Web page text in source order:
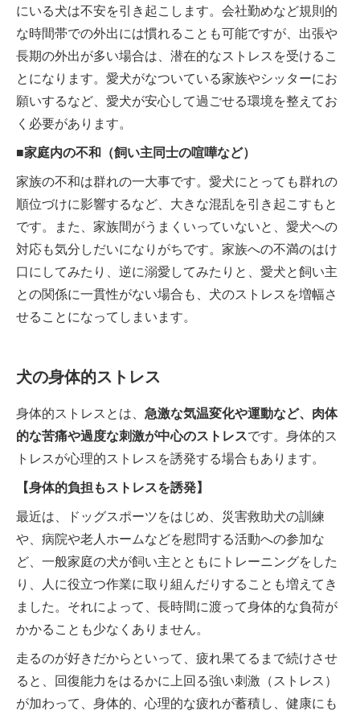
にいる犬は不安を引き起こします。会社勤めなど規則的
な時間帯での外出には慣れることも可能ですが、出張や
長期の外出が多い場合は、潜在的なストレスを受けるこ
とになります。愛犬がなついている家族やシッターにお
願いするなど、愛犬が安心して過ごせる環境を整えてお
く必要があります。
■家庭内の不和（飼い主同士の喧嘩など）
家族の不和は群れの一大事です。愛犬にとっても群れの
順位づけに影響するなど、大きな混乱を引き起こすもと
です。また、家族間がうまくいっていないと、愛犬への
対応も気分しだいになりがちです。家族への不満のはけ
口にしてみたり、逆に溺愛してみたりと、愛犬と飼い主
との関係に一貫性がない場合も、犬のストレスを増幅さ
せることになってしまいます。
犬の身体的ストレス
身体的ストレスとは、 急激な気温変化や運動など、肉体
的な苦痛や過度な刺激が中心のストレスです。身体的ス
トレスが心理的ストレスを誘発する場合もあります。
【身体的負担もストレスを誘発】
最近は、ドッグスポーツをはじめ、災害救助犬の訓練
や、病院や老人ホームなどを慰問する活動への参加な
ど、一般家庭の犬が飼い主とともにトレーニングをした
り、人に役立つ作業に取り組んだりすることも増えてき
ました。それによって、長時間に渡って身体的な負荷が
かかることも少なくありません。
走るのが好きだからといって、疲れ果てるまで続けさせ
ると、回復能力をはるかに上回る強い刺激（ストレス）
が加わって、身体的、心理的な疲れが蓄積し、健康にも